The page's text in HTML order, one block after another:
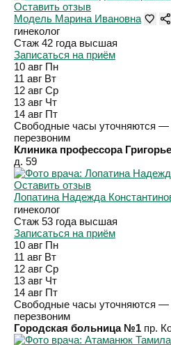
Оставить отзыв
Модель Марина Ивановна
гинеколог
Стаж 42 года высшая
Записаться на приём
10 авг Пн
11 авг Вт
12 авг Ср
13 авг Чт
14 авг Пт
Свободные часы уточняются —
перезвоним
Клиника профессора
д. 59
Оставить отзыв
Лопатина Надежда
гинеколог
Стаж 53 года высшая
Записаться на приём
10 авг Пн
11 авг Вт
12 авг Ср
13 авг Чт
14 авг Пт
Свободные часы уточняются —
перезвоним
Городская больница №1 пр.